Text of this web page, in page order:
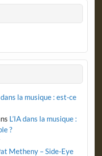
dans la musique : est-ce
L’IA dans la musique :
?
Metheny – Side-Eye